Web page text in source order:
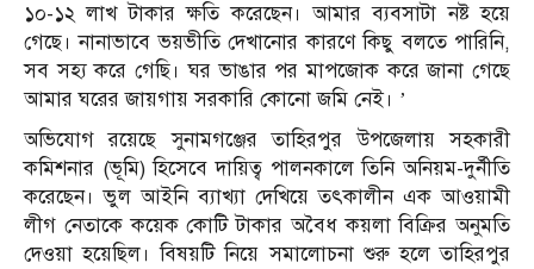
১০-১২ লাখ টাকার ক্ষতি করেছেন। আমার ব্যবসাটা নষ্ট হয়ে
গেছে। নানাভাবে ভয়ভীতি দেখানোর কারণে কিছু বলতে পারিনি,
সব সহ্য করে গেছি। ঘর ভাঙার পর মাপজোক করে জানা গেছে
আমার ঘরের জায়গায় সরকারি কোনো জমি নেই। ’
অভিযোগ রয়েছে সুনামগঞ্জের তাহিরপুর উপজেলায় সহকারী
কমিশনার (ভূমি) হিসেবে দায়িত্ব পালনকালে তিনি অনিয়ম-দুর্নীতি
করেছেন। ভুল আইনি ব্যাখ্যা দেখিয়ে তৎকালীন এক আওয়ামী
লীগ নেতাকে কয়েক কোটি টাকার অবৈধ কয়লা বিক্রির অনুমতি
দেওয়া হয়েছিল। বিষয়টি নিয়ে সমালোচনা শুরু হলে তাহিরপুর